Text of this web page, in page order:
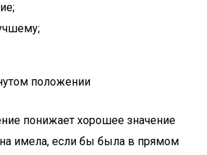
положении
понижает хорошее значение
имела, если бы была в прямом